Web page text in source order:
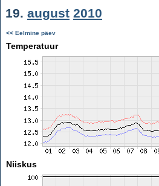
19. august 2010
<< Eelmine päev
Temperatuur
Niiskus